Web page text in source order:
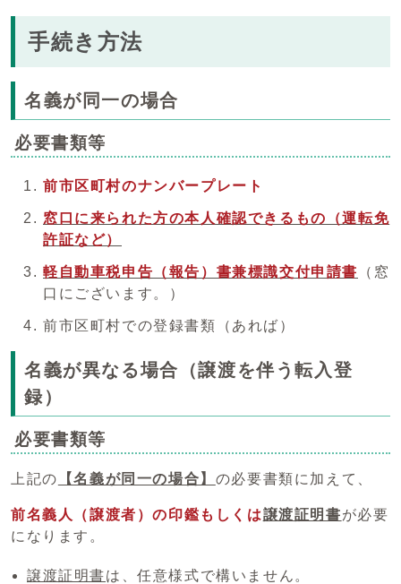
手続き方法
名義が同一の場合
必要書類等
前市区町村のナンバープレート
窓口に来られた方の本人確認できるもの（運転免
許証など）
軽自動車税申告（報告）書兼標識交付申請書
（窓
口にございます。）
前市区町村での登録書類（あれば）
名義が異なる場合（譲渡を伴う転入登
録）
必要書類等
上記の 【名義が同一の場合】 の必要書類に加えて、
前名義人（譲渡者）の印鑑もしくは譲渡証明書が必要
になります。
譲渡証明書は、任意様式で構いません。